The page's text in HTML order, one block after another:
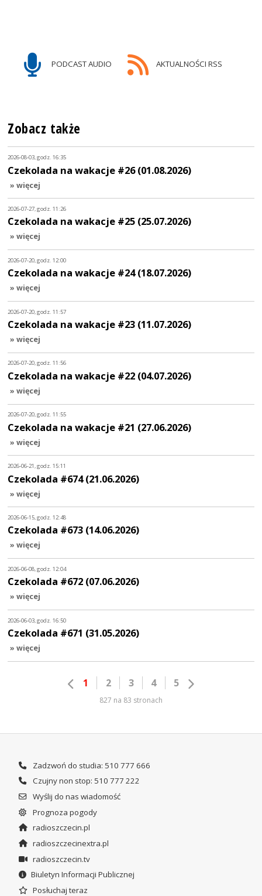
PODCAST AUDIO AKTUALNOŚCI RSS
Zobacz także
2026-08-03, godz. 16:35
Czekolada na wakacje #26 (01.08.2026)
» więcej
2026-07-27, godz. 11:26
Czekolada na wakacje #25 (25.07.2026)
» więcej
2026-07-20, godz. 12:00
Czekolada na wakacje #24 (18.07.2026)
» więcej
2026-07-20, godz. 11:57
Czekolada na wakacje #23 (11.07.2026)
» więcej
2026-07-20, godz. 11:56
Czekolada na wakacje #22 (04.07.2026)
» więcej
2026-07-20, godz. 11:55
Czekolada na wakacje #21 (27.06.2026)
» więcej
2026-06-21, godz. 15:11
Czekolada #674 (21.06.2026)
» więcej
2026-06-15, godz. 12:48
Czekolada #673 (14.06.2026)
» więcej
2026-06-08, godz. 12:04
Czekolada #672 (07.06.2026)
» więcej
2026-06-03, godz. 16:50
Czekolada #671 (31.05.2026)
» więcej
1 2 3 4 5
827 na 83 stronach
Zadzwoń do studia: 510 777 666
Czujny non stop: 510 777 222
Wyślij do nas wiadomość
Prognoza pogody
radioszczecin.pl
radioszczecinextra.pl
radioszczecin.tv
Biuletyn Informacji Publicznej
Posłuchaj teraz